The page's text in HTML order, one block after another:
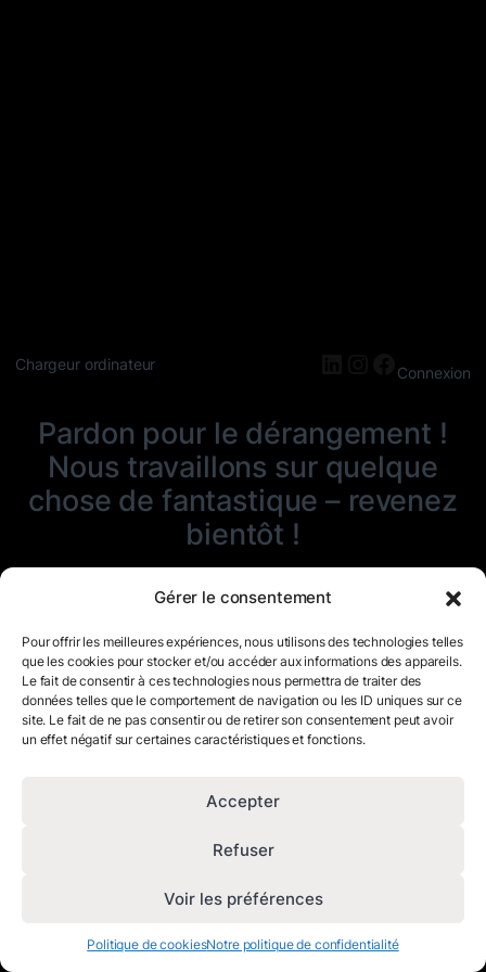
Gérer le consentement
Pour offrir les meilleures expériences, nous utilisons des technologies telles
que les cookies pour stocker et/ou accéder aux informations des appareils.
Le fait de consentir à ces technologies nous permettra de traiter des
données telles que le comportement de navigation ou les ID uniques sur ce
site. Le fait de ne pas consentir ou de retirer son consentement peut avoir
un effet négatif sur certaines caractéristiques et fonctions.
Accepter
Refuser
Voir les préférences
Politique de cookiesNotre politique de confidentialité
Chargeur ordinateur LinkedIn
Instagram
Connexion
Pardon pour le dérangement !
Nous travaillons sur quelque
chose de fantastique – revenez
bientôt !